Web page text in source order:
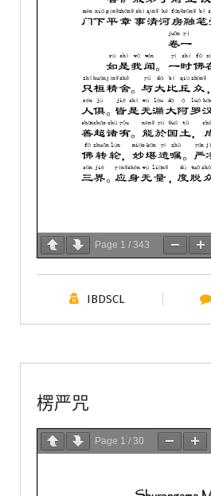
Page 1 / 343
IBDSCL
楞严咒
Page 1 / 30